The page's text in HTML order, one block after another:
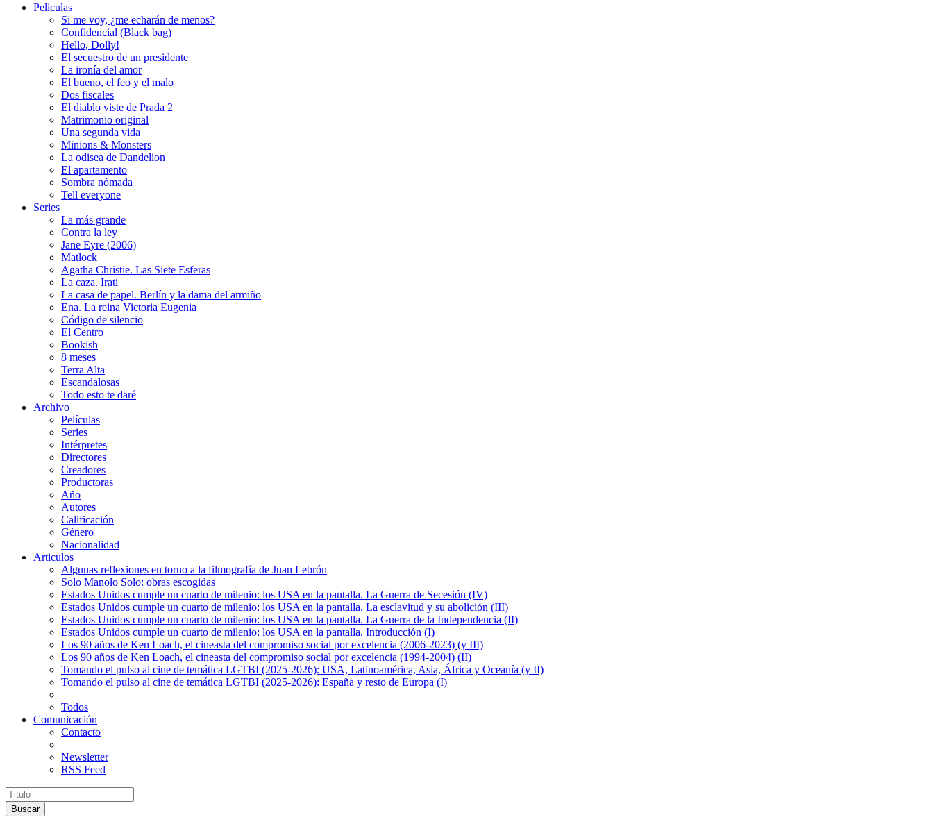
Peliculas
Si me voy, ¿me echarán de menos?
Confidencial (Black bag)
Hello, Dolly!
El secuestro de un presidente
La ironía del amor
El bueno, el feo y el malo
Dos fiscales
El diablo viste de Prada 2
Matrimonio original
Una segunda vida
Minions & Monsters
La odisea de Dandelion
El apartamento
Sombra nómada
Tell everyone
Series
La más grande
Contra la ley
Jane Eyre (2006)
Matlock
Agatha Christie. Las Siete Esferas
La caza. Irati
La casa de papel. Berlín y la dama del armiño
Ena. La reina Victoria Eugenia
Código de silencio
El Centro
Bookish
8 meses
Terra Alta
Escandalosas
Todo esto te daré
Archivo
Películas
Series
Intérpretes
Directores
Creadores
Productoras
Año
Autores
Calificación
Género
Nacionalidad
Articulos
Algunas reflexiones en torno a la filmografía de Juan Lebrón
Solo Manolo Solo: obras escogidas
Estados Unidos cumple un cuarto de milenio: los USA en la pantalla. La Guerra de Secesión (IV)
Estados Unidos cumple un cuarto de milenio: los USA en la pantalla. La esclavitud y su abolición (III)
Estados Unidos cumple un cuarto de milenio: los USA en la pantalla. La Guerra de la Independencia (II)
Estados Unidos cumple un cuarto de milenio: los USA en la pantalla. Introducción (I)
Los 90 años de Ken Loach, el cineasta del compromiso social por excelencia (2006-2023) (y III)
Los 90 años de Ken Loach, el cineasta del compromiso social por excelencia (1994-2004) (II)
Tomando el pulso al cine de temática LGTBI (2025-2026): USA, Latinoamérica, Asia, África y Oceanía (y II)
Tomando el pulso al cine de temática LGTBI (2025-2026): España y resto de Europa (I)
Todos
Comunicación
Contacto
Newsletter
RSS Feed
Buscar